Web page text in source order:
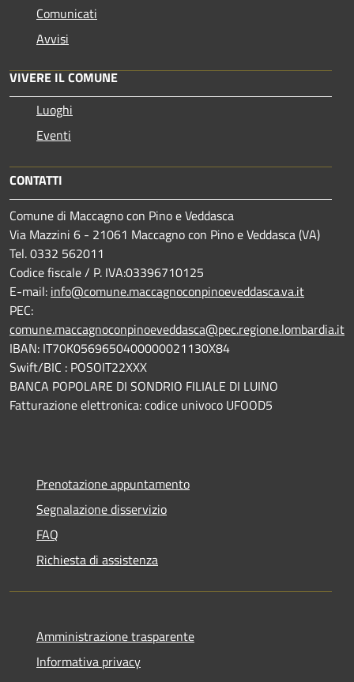
Comunicati
Avvisi
VIVERE IL COMUNE
Luoghi
Eventi
CONTATTI
Comune di Maccagno con Pino e Veddasca
Via Mazzini 6 - 21061 Maccagno con Pino e Veddasca (VA)
Tel. 0332 562011
Codice fiscale / P. IVA:03396710125
E-mail: info@comune.maccagnoconpinoeveddasca.va.it
PEC:
comune.maccagnoconpinoeveddasca@pec.regione.lombardia.it
IBAN: IT70K0569650400000021130X84
Swift/BIC : POSOIT22XXX
BANCA POPOLARE DI SONDRIO FILIALE DI LUINO
Fatturazione elettronica: codice univoco UFOOD5
Prenotazione appuntamento
Segnalazione disservizio
FAQ
Richiesta di assistenza
Amministrazione trasparente
Informativa privacy